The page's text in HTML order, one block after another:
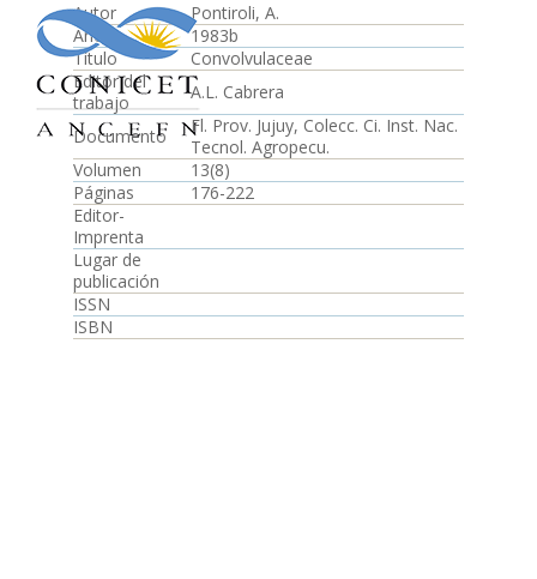
Autor
Pontiroli, A.
Año
1983b
Título
Convolvulaceae
Editor del
trabajo
A.L. Cabrera
Documento
Fl. Prov. Jujuy, Colecc. Ci. Inst. Nac.
Tecnol. Agropecu.
Volumen
13(8)
Páginas
176-222
Editor-
Imprenta
Lugar de
publicación
ISSN
ISBN